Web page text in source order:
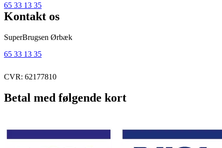
65 33 13 35
Kontakt os
SuperBrugsen Ørbæk
65 33 13 35
CVR: 62177810
Betal med følgende kort